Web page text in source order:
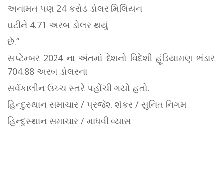
અનામત પણ 24 કરોડ ડોલર મિલિયન
ઘટીને 4.71 અરબ ડોલર થયું
છે.”
સપ્ટેમ્બર 2024 ના અંતમાં દેશનો વિદેશી હૂંડિયામણ ભંડાર
704.88 અરબ ડોલરના
સર્વકાલીન ઉચ્ચ સ્તરે પહોંચી ગયો હતો.
હિન્દુસ્થાન સમાચાર / પ્રજેશ શંકર / સુનિત નિગમ
હિન્દુસ્થાન સમાચાર / માધવી વ્યાસ